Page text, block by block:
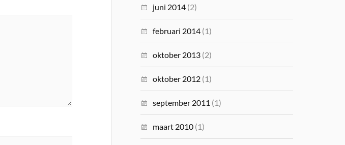
juni 2014 (2)
februari 2014 (1)
oktober 2013 (2)
oktober 2012 (1)
september 2011 (1)
maart 2010 (1)